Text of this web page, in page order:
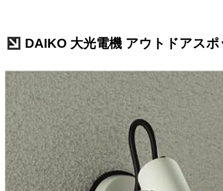
DAIKO 大光電機 アウトドアスポ